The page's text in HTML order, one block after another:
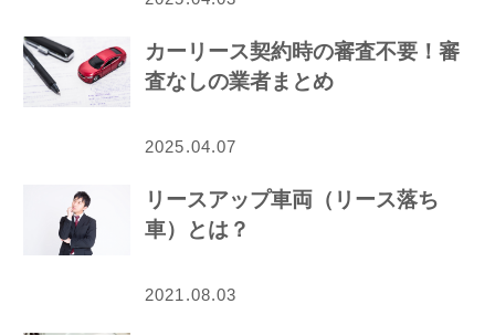
カーリース契約時の審査不要！審
査なしの業者まとめ
2025.04.07
リースアップ車両（リース落ち
車）とは？
2021.08.03